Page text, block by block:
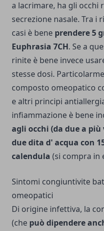
a lacrimare, ha gli occhi
secrezione nasale. Tra i
casi è bene prendere 5
Euphrasia 7CH. Se a
rinite è bene invece
stesse dosi.
composto omeopatico
e altri principi
infiammazione è bene
agli occhi (da due a
due dita d' acqua con
calendula (si compra in
Sintomi congiuntivite
omeopatici
Di origine infettiva, la
(che può dipendere